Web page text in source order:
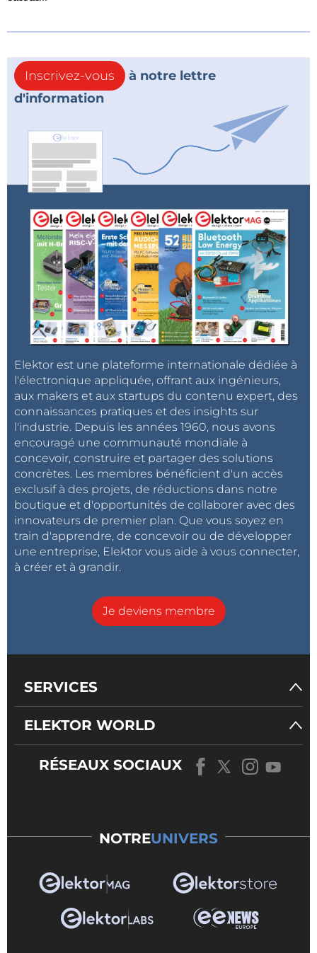
Inscrivez-vous
à notre lettre
d'information
Elektor est une plateforme internationale dédiée à
l'électronique appliquée, offrant aux ingénieurs,
aux makers et aux startups du contenu expert, des
connaissances pratiques et des insights sur
l'industrie. Depuis les années 1960, nous avons
encouragé une communauté mondiale à
concevoir, construire et partager des solutions
concrètes. Les membres bénéficient d'un accès
exclusif à des projets, de réductions dans notre
boutique et d'opportunités de collaborer avec des
innovateurs de premier plan. Que vous soyez en
train d'apprendre, de concevoir ou de développer
une entreprise, Elektor vous aide à vous connecter,
à créer et à grandir.
Je deviens membre
SERVICES
ELEKTOR WORLD
RÉSEAUX SOCIAUX
NOTREUNIVERS